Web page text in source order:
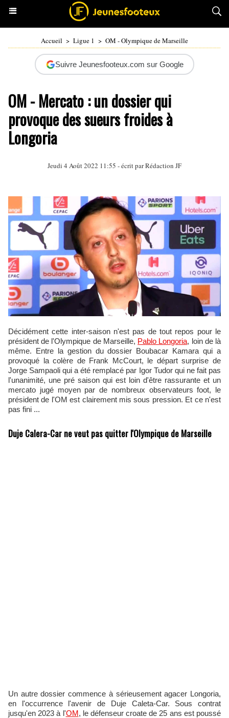
Accueil > Ligue 1 > OM - Olympique de Marseille
Suivre Jeunesfooteux.com sur Google
OM - Mercato : un dossier qui
provoque des sueurs froides à
Longoria
Jeudi 4 Août 2022 11:55 - écrit par Rédaction JF
Décidément cette inter-saison n'est pas de tout repos pour le
président de l'Olympique de Marseille, Pablo Longoria, loin de là
même. Entre la gestion du dossier Boubacar Kamara qui a
provoqué la colère de Frank McCourt, le départ surprise de
Jorge Sampaoli qui a été remplacé par Igor Tudor qui ne fait pas
l'unanimité, une pré saison qui est loin d'être rassurante et un
mercato jugé moyen par de nombreux observateurs foot, le
président de l'OM est clairement mis sous pression. Et ce n'est
pas fini ...
Duje Calera-Car ne veut pas quitter l'Olympique de Marseille
Un autre dossier commence à sérieusement agacer Longoria,
en l'occurrence l'avenir de Duje Caleta-Car. Sous contrat
jusqu'en 2023 à l'OM, le défenseur croate de 25 ans est poussé